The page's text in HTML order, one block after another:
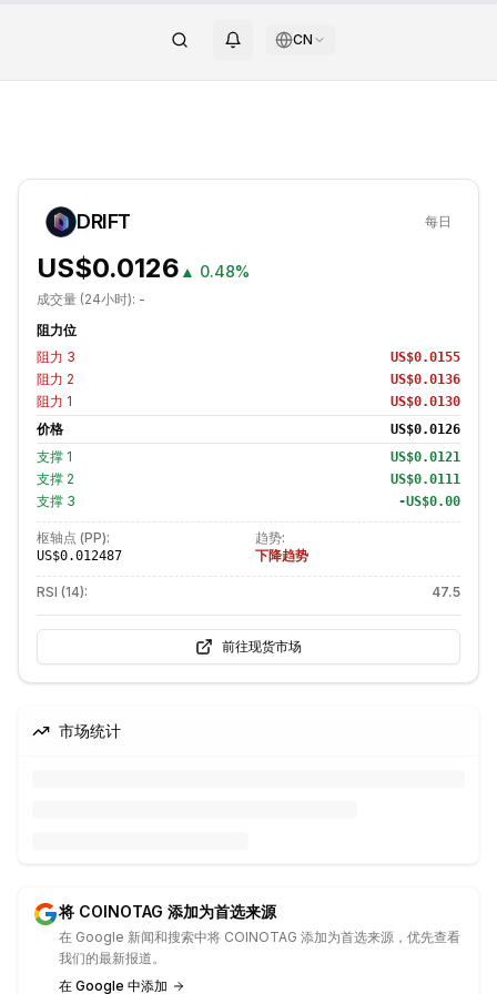
CN
DRIFT 每日
US$0.0126 ▲ 0.48%
成交量 (24小时): -
阻力位
阻力 3 US$0.0155
阻力 2 US$0.0136
阻力 1 US$0.0130
价格 US$0.0126
支撑 1 US$0.0121
支撑 2 US$0.0111
支撑 3 -US$0.00
枢轴点 (PP):
US$0.012487
趋势:
下降趋势
RSI (14): 47.5
前往现货市场
市场统计
将 COINOTAG 添加为首选来源
在 Google 新闻和搜索中将 COINOTAG 添加为首选来源，优先查看
我们的最新报道。
在 Google 中添加